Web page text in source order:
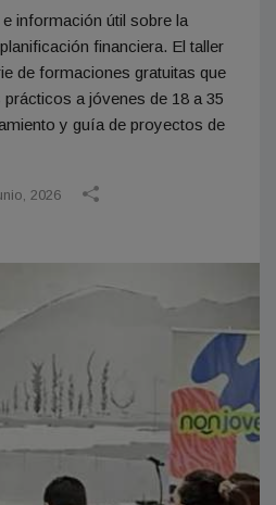
información útil sobre la
financiera. El taller
de formaciones gratuitas que
a jóvenes de 18 a 35
y guía de proyectos de
2026